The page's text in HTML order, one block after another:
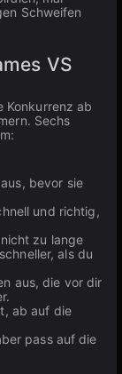
Schweifen
VS
Konkurrenz ab
Sechs
bevor sie
und richtig,
zu lange
als du
aus, die vor dir
ab auf die
pass auf die